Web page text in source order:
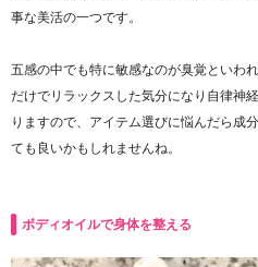
事な美活の一つです。
五感の中でも特に敏感なのが臭覚といわ
だけでリラックスした気分になり自律神
りますので、アイテム選びに悩んだら成
ても良いかもしれませんね。
ボディオイルで身体を整える